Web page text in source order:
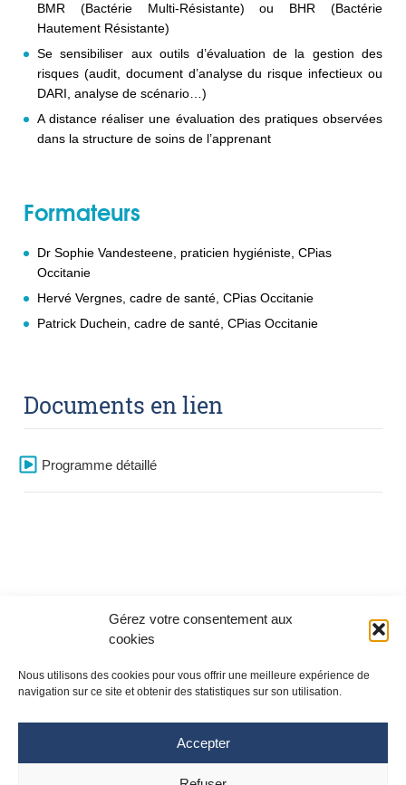
Gérez votre consentement aux
cookies
Nous utilisons des cookies pour vous offrir une meilleure expérience de
navigation sur ce site et obtenir des statistiques sur son utilisation.
Accepter
BMR (Bactérie Multi-Résistante) ou BHR (Bactérie
Hautement Résistante)
Se sensibiliser aux outils d’évaluation de la gestion des
risques (audit, document d’analyse du risque infectieux ou
DARI, analyse de scénario…)
A distance réaliser une évaluation des pratiques observées
dans la structure de soins de l’apprenant
Formateurs
Dr Sophie Vandesteene, praticien hygiéniste, CPias
Occitanie
Hervé Vergnes, cadre de santé, CPias Occitanie
Patrick Duchein, cadre de santé, CPias Occitanie
Documents en lien
Programme détaillé